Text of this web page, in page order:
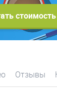
стоимость
Отзывы